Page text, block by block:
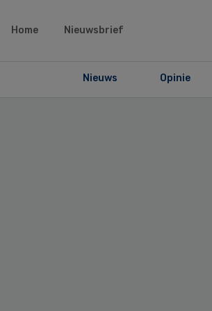
Home Nieuwsbrief
Nieuws Opinie